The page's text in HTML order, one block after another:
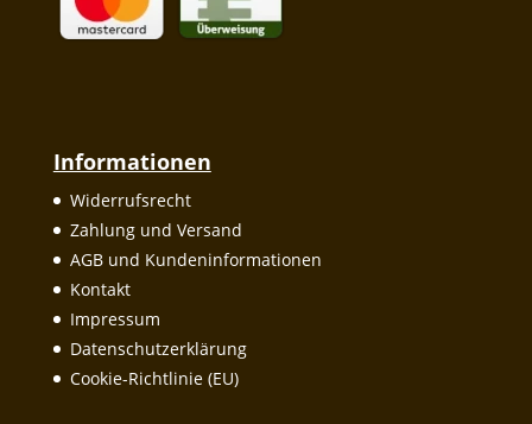
Informationen
Widerrufsrecht
Zahlung und Versand
AGB und Kundeninformationen
Kontakt
Impressum
Datenschutzerklärung
Cookie-Richtlinie (EU)